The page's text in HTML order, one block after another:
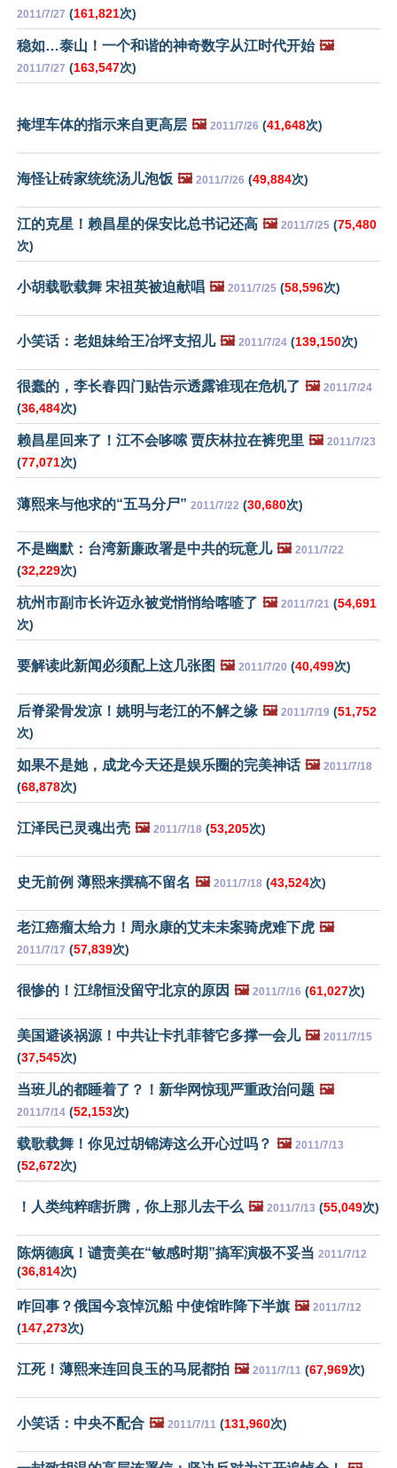
2011/7/27 (161,821次)
稳如…泰山！一个和谐的神奇数字从江时代开始 🖼️
2011/7/27 (163,547次)
掩埋车体的指示来自更高层 🖼️ 2011/7/26 (41,648次)
海怪让砖家统统汤儿泡饭 🖼️ 2011/7/26 (49,884次)
江的克星！赖昌星的保安比总书记还高 🖼️ 2011/7/25 (75,480
次)
小胡载歌载舞 宋祖英被迫献唱 🖼️ 2011/7/25 (58,596次)
小笑话：老姐妹给王冶坪支招儿 🖼️ 2011/7/24 (139,150次)
很蠢的，李长春四门贴告示透露谁现在危机了 🖼️ 2011/7/24
(36,484次)
赖昌星回来了！江不会哆嗦 贾庆林拉在裤兜里 🖼️ 2011/7/23
(77,071次)
薄熙来与他求的“五马分尸” 2011/7/22 (30,680次)
不是幽默：台湾新廉政署是中共的玩意儿 🖼️ 2011/7/22
(32,229次)
杭州市副市长许迈永被党悄悄给喀喳了 🖼️ 2011/7/21 (54,691
次)
要解读此新闻必须配上这几张图 🖼️ 2011/7/20 (40,499次)
后脊梁骨发凉！姚明与老江的不解之缘 🖼️ 2011/7/19 (51,752
次)
如果不是她，成龙今天还是娱乐圈的完美神话 🖼️ 2011/7/18
(68,878次)
江泽民已灵魂出壳 🖼️ 2011/7/18 (53,205次)
史无前例 薄熙来撰稿不留名 🖼️ 2011/7/18 (43,524次)
老江癌瘤太给力！周永康的艾未未案骑虎难下虎 🖼️
2011/7/17 (57,839次)
很惨的！江绵恒没留守北京的原因 🖼️ 2011/7/16 (61,027次)
美国避谈祸源！中共让卡扎菲替它多撑一会儿 🖼️ 2011/7/15
(37,545次)
当班儿的都睡着了？！新华网惊现严重政治问题 🖼️
2011/7/14 (52,153次)
载歌载舞！你见过胡锦涛这么开心过吗？ 🖼️ 2011/7/13
(52,672次)
！人类纯粹瞎折腾，你上那儿去干么 🖼️ 2011/7/13 (55,049次)
陈炳德疯！谴责美在“敏感时期”搞军演极不妥当 2011/7/12
(36,814次)
咋回事？俄国今哀悼沉船 中使馆昨降下半旗 🖼️ 2011/7/12
(147,273次)
江死！薄熙来连回良玉的马屁都拍 🖼️ 2011/7/11 (67,969次)
小笑话：中央不配合 🖼️ 2011/7/11 (131,960次)